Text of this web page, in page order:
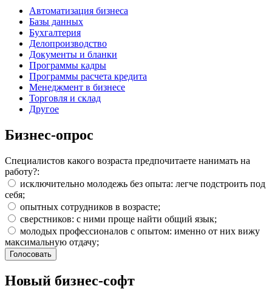
Автоматизация бизнеса
Базы данных
Бухгалтерия
Делопроизводство
Документы и бланки
Программы кадры
Программы расчета кредита
Менеджмент в бизнесе
Торговля и склад
Другое
Бизнес-опрос
Специалистов какого возраста предпочитаете нанимать на
работу?:
исключительно молодежь без опыта: легче подстроить под
себя;
опытных сотрудников в возрасте;
сверстников: с ними проще найти общий язык;
молодых профессионалов с опытом: именно от них вижу
максимальную отдачу;
Новый бизнес-софт